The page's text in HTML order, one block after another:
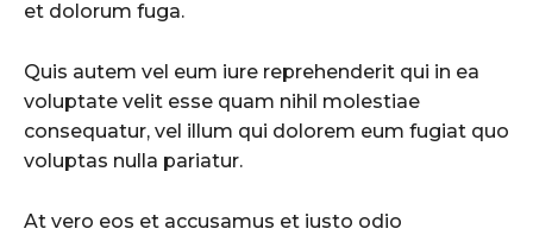
et dolorum fuga.
Quis autem vel eum iure reprehenderit qui in ea
voluptate velit esse quam nihil molestiae
consequatur, vel illum qui dolorem eum fugiat quo
voluptas nulla pariatur.
At vero eos et accusamus et iusto odio